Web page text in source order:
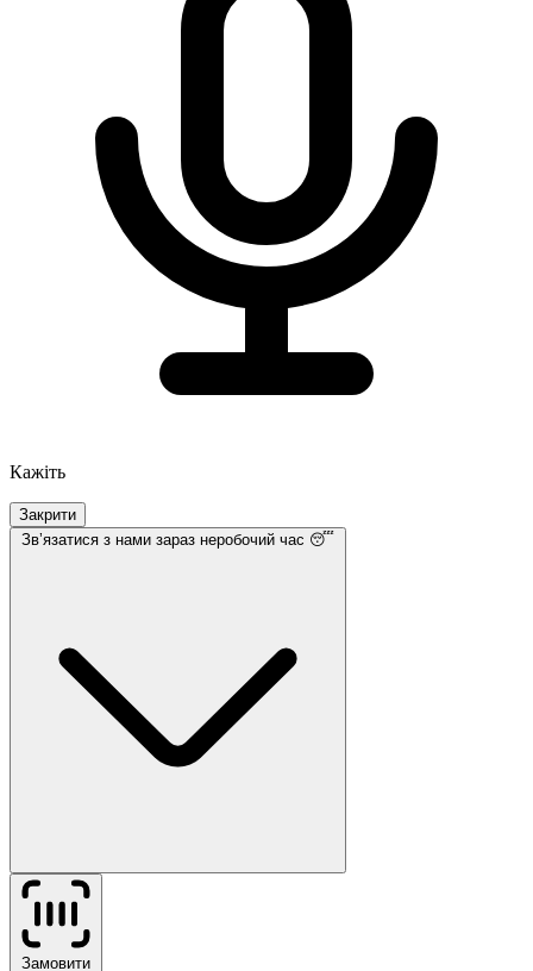
Кажіть
Закрити
Звʼязатися з нами зараз неробочий час 😴
Замовити